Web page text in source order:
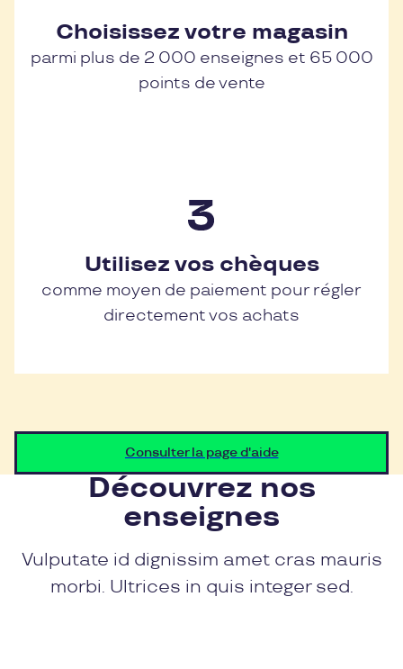
Choisissez votre magasin
parmi plus de 2 000 enseignes et 65 000
points de vente
Utilisez vos chèques
comme moyen de paiement pour régler
directement vos achats
Consulter la page d'aide
Découvrez nos
enseignes
Vulputate id dignissim amet cras mauris
morbi. Ultrices in quis integer sed.